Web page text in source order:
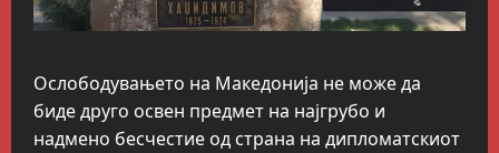
Ослободувањето на Македонија не може да
биде друго освен предмет на најгрубо и
надмено бесчестие од страна на дипломатскиот